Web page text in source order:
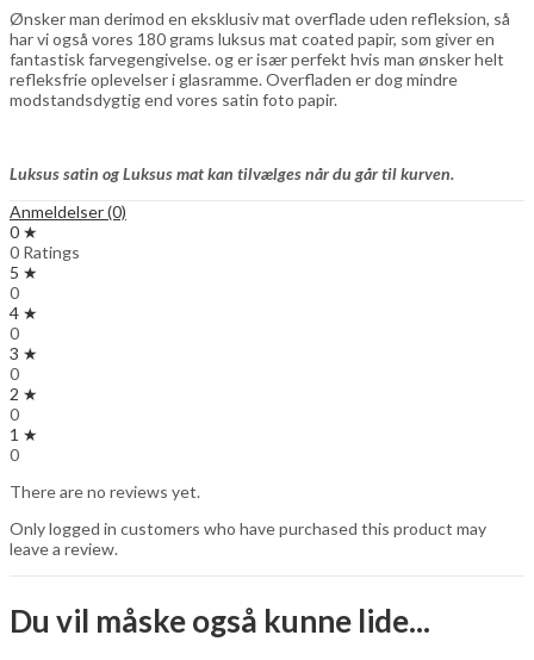
Ønsker man derimod en eksklusiv mat overflade uden refleksion, så
har vi også vores 180 grams luksus mat coated papir, som giver en
fantastisk farvegengivelse. og er især perfekt hvis man ønsker helt
refleksfrie oplevelser i glasramme. Overfladen er dog mindre
modstandsdygtig end vores satin foto papir.
Luksus satin og Luksus mat kan tilvælges når du går til kurven.
Anmeldelser (0)
0 ★
0 Ratings
5 ★
0
4 ★
0
3 ★
0
2 ★
0
1 ★
0
There are no reviews yet.
Only logged in customers who have purchased this product may
leave a review.
Du vil måske også kunne lide...